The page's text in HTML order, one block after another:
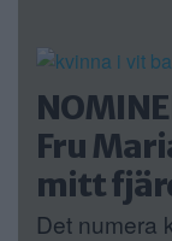
Fru
mitt
Det numera